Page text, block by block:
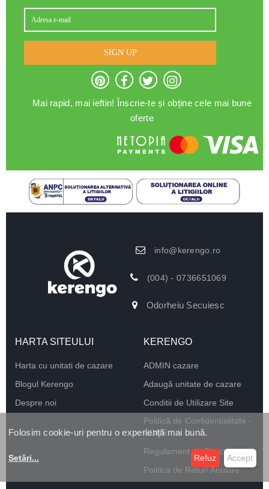
SIGN UP
Mai rapid, mai ieftin! Înscrie-te și obține cele mai bune
oferte
info@kerengo.ro
(004) - 0736651069
Odorheiu Secuiesc
HARTA SITEULUI
Harta cu unitati de cazare
Blogul Kerengo
Despre noi
KERENGO
ADMIN cazare
Adaugă unitate de cazare
Conditii de Utilizare Site
Politică de Confidențialitate -
GDPR
Regulament de Funcționare
Politica de Retur/ Anulare
Folosim cookie-uri pentru o experiență mai bună.
Setări... Refuz Accept